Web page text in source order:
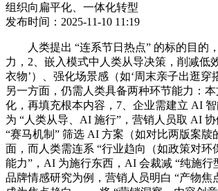
组织向扁平化、一体化转型
发布时间：2025-11-10 11:19
人类提出 “连系节日热点” 的标的目的，
力，2、嵌入模式中人类从导决策，削减
衣物’）、强化场景感（如‘周末亲子出逛
另一方面，仍需人类具备两种环节能力：
化，再填充根本内容，7、企业需建立 AI
为 “人类从导、AI 施行”，营销人员取 AI
“赛马机制” 筛选 AI 方案（如对比两版案
面，而人类需连系 “行业趋向（如政策对
能力”，AI 为施行东西，AI 会裁减 “纯施
品牌情感研究为例，营销人员明白 “产物